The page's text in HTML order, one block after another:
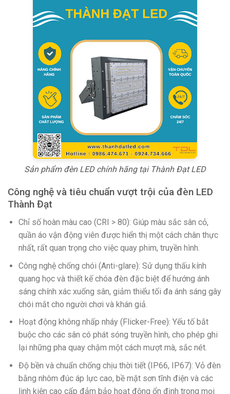
Sản phẩm đèn LED chính hãng tại Thành Đạt LED
Công nghệ và tiêu chuẩn vượt trội của đèn LED
Thành Đạt
Chỉ số hoàn màu cao (CRI > 80): Giúp màu sắc sân cỏ,
quần áo vận động viên được hiển thị một cách chân thực
nhất, rất quan trọng cho việc quay phim, truyền hình.
Công nghệ chống chói (Anti-glare): Sử dụng thấu kính
quang học và thiết kế chóa đèn đặc biệt để hướng ánh
sáng chính xác xuống sân, giảm thiểu tối đa ánh sáng gây
chói mắt cho người chơi và khán giả.
Hoạt động không nhấp nháy (Flicker-Free): Yếu tố bắt
buộc cho các sân có phát sóng truyền hình, cho phép ghi
lại những pha quay chậm một cách mượt mà, sắc nét.
Độ bền và chuẩn chống chịu thời tiết (IP66, IP67): Vỏ đèn
bằng nhôm đúc áp lực cao, bề mặt sơn tĩnh điện và các
linh kiện cao cấp đảm bảo hoạt động ổn định trong mọi